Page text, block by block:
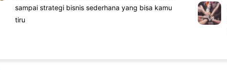
sampai strategi bisnis sederhana yang bisa kamu
tiru